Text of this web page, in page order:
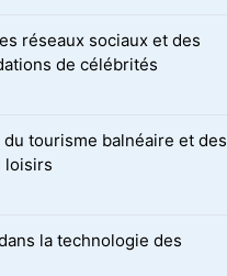
réseaux sociaux et des
de célébrités
du tourisme balnéaire et des
loisirs
la technologie des